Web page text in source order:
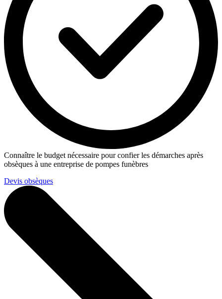
Connaître le budget nécessaire pour confier les démarches après
obsèques à une entreprise de pompes funèbres
Devis obsèques